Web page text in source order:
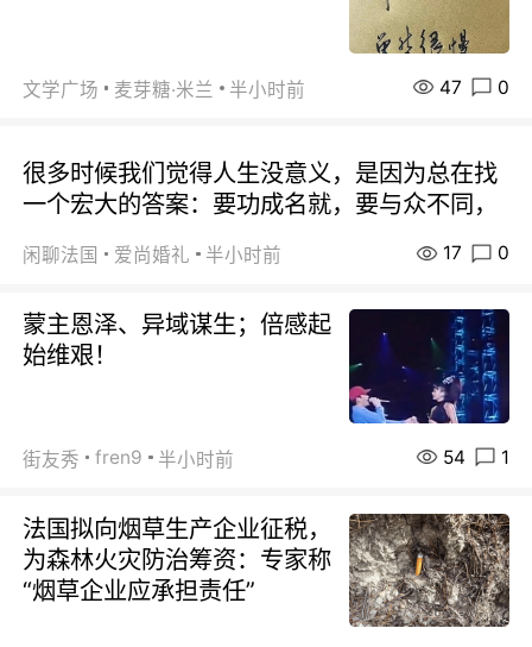
文学广场 麦芽糖·米兰 半小时前 47 0
很多时候我们觉得人生没意义，是因为总在找
一个宏大的答案：要功成名就，要与众不同，
闲聊法国 爱尚婚礼 半小时前 17 0
蒙主恩泽、异域谋生；倍感起
始维艰！
街友秀 fren9 半小时前 54 1
法国拟向烟草生产企业征税，
为森林火灾防治筹资：专家称
“烟草企业应承担责任”